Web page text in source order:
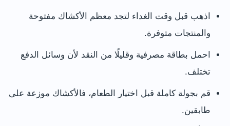
اذهب قبل وقت الغداء لتجد معظم الأكشاك مفتوحة
والمنتجات متوفرة.
احمل بطاقة مصرفية وقليلًا من النقد لأن وسائل الدفع
تختلف.
قم بجولة كاملة قبل اختيار الطعام، فالأكشاك موزعة على
طابقين.